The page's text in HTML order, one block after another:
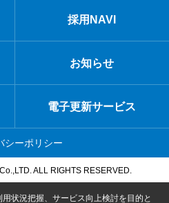
採用NAVI
お知らせ
電子更新サービス
シーポリシー
ALL RIGHTS RESERVED.
状況把握、サービス向上検討を目的と